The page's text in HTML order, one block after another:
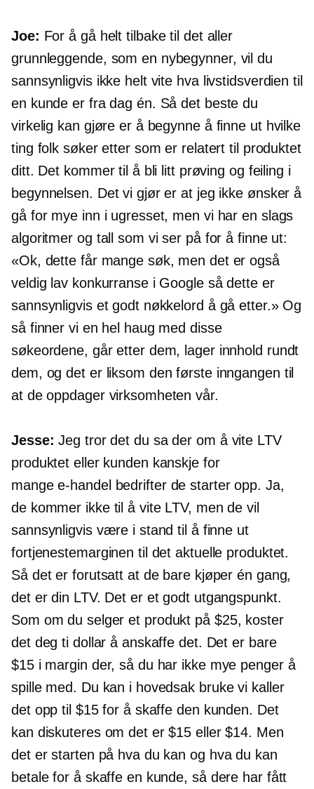
Joe: For å gå helt tilbake til det aller
grunnleggende, som en nybegynner, vil du
sannsynligvis ikke helt vite hva livstidsverdien til
en kunde er fra dag én. Så det beste du
virkelig kan gjøre er å begynne å finne ut hvilke
ting folk søker etter som er relatert til produktet
ditt. Det kommer til å bli litt prøving og feiling i
begynnelsen. Det vi gjør er at jeg ikke ønsker å
gå for mye inn i ugresset, men vi har en slags
algoritmer og tall som vi ser på for å finne ut:
«Ok, dette får mange søk, men det er også
veldig lav konkurranse i Google så dette er
sannsynligvis et godt nøkkelord å gå etter.» Og
så finner vi en hel haug med disse
søkeordene, går etter dem, lager innhold rundt
dem, og det er liksom den første inngangen til
at de oppdager virksomheten vår.
Jesse: Jeg tror det du sa der om å vite LTV
produktet eller kunden kanskje for
mangee-handel bedrifter de starter opp. Ja,
de kommer ikke til å vite LTV, men de vil
sannsynligvis være i stand til å finne ut
fortjenestemarginen til det aktuelle produktet.
Så det er forutsatt at de bare kjøper én gang,
det er din LTV. Det er et godt utgangspunkt.
Som om du selger et produkt på $25, koster
det deg ti dollar å anskaffe det. Det er bare
$15 i margin der, så du har ikke mye penger å
spille med. Du kan i hovedsak bruke vi kaller
det opp til $15 for å skaffe den kunden. Det
kan diskuteres om det er $15 eller $14. Men
det er starten på hva du kan og hva du kan
betale for å skaffe en kunde, så dere har fått